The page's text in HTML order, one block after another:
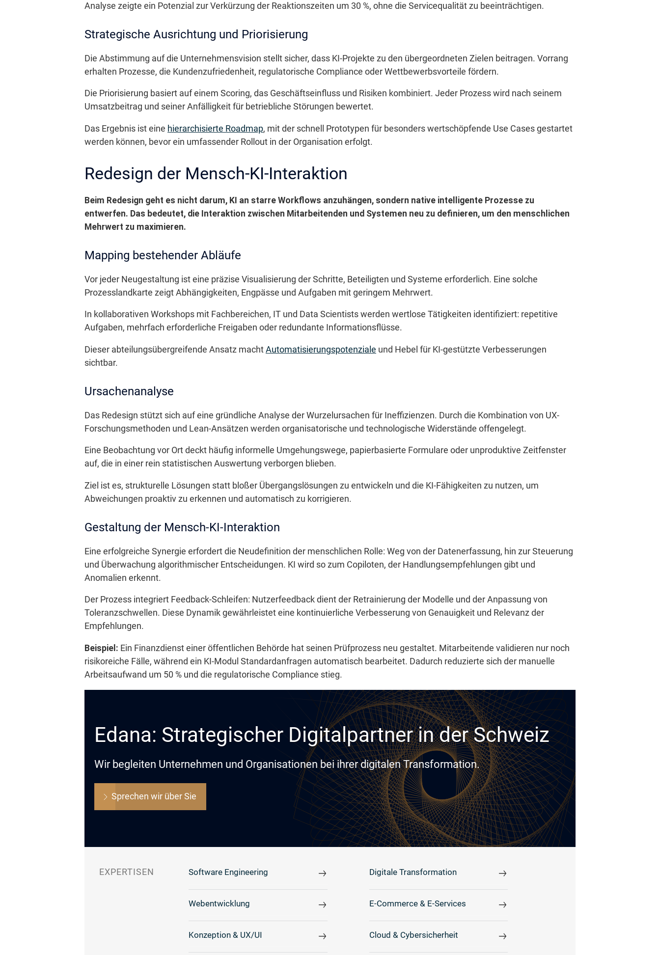
Analyse zeigte ein Potenzial zur Verkürzung der Reaktionszeiten um 30 %, ohne die Servicequalität zu beeinträchtigen.
Strategische Ausrichtung und Priorisierung
Die Abstimmung auf die Unternehmensvision stellt sicher, dass KI-Projekte zu den übergeordneten Zielen beitragen. Vorrang
erhalten Prozesse, die Kundenzufriedenheit, regulatorische Compliance oder Wettbewerbsvorteile fördern.
Die Priorisierung basiert auf einem Scoring, das Geschäftseinfluss und Risiken kombiniert. Jeder Prozess wird nach seinem
Umsatzbeitrag und seiner Anfälligkeit für betriebliche Störungen bewertet.
Das Ergebnis ist eine hierarchisierte Roadmap, mit der schnell Prototypen für besonders wertschöpfende Use Cases gestartet
werden können, bevor ein umfassender Rollout in der Organisation erfolgt.
Redesign der Mensch-KI-Interaktion
Beim Redesign geht es nicht darum, KI an starre Workflows anzuhängen, sondern native intelligente Prozesse zu
entwerfen. Das bedeutet, die Interaktion zwischen Mitarbeitenden und Systemen neu zu definieren, um den menschlichen
Mehrwert zu maximieren.
Mapping bestehender Abläufe
Vor jeder Neugestaltung ist eine präzise Visualisierung der Schritte, Beteiligten und Systeme erforderlich. Eine solche
Prozesslandkarte zeigt Abhängigkeiten, Engpässe und Aufgaben mit geringem Mehrwert.
In kollaborativen Workshops mit Fachbereichen, IT und Data Scientists werden wertlose Tätigkeiten identifiziert: repetitive
Aufgaben, mehrfach erforderliche Freigaben oder redundante Informationsflüsse.
Dieser abteilungsübergreifende Ansatz macht Automatisierungspotenziale und Hebel für KI-gestützte Verbesserungen
sichtbar.
Ursachenanalyse
Das Redesign stützt sich auf eine gründliche Analyse der Wurzelursachen für Ineffizienzen. Durch die Kombination von UX-
Forschungsmethoden und Lean-Ansätzen werden organisatorische und technologische Widerstände offengelegt.
Eine Beobachtung vor Ort deckt häufig informelle Umgehungswege, papierbasierte Formulare oder unproduktive Zeitfenster
auf, die in einer rein statistischen Auswertung verborgen blieben.
Ziel ist es, strukturelle Lösungen statt bloßer Übergangslösungen zu entwickeln und die KI-Fähigkeiten zu nutzen, um
Abweichungen proaktiv zu erkennen und automatisch zu korrigieren.
Gestaltung der Mensch-KI-Interaktion
Eine erfolgreiche Synergie erfordert die Neudefinition der menschlichen Rolle: Weg von der Datenerfassung, hin zur Steuerung
und Überwachung algorithmischer Entscheidungen. KI wird so zum Copiloten, der Handlungsempfehlungen gibt und
Anomalien erkennt.
Der Prozess integriert Feedback-Schleifen: Nutzerfeedback dient der Retrainierung der Modelle und der Anpassung von
Toleranzschwellen. Diese Dynamik gewährleistet eine kontinuierliche Verbesserung von Genauigkeit und Relevanz der
Empfehlungen.
Beispiel: Ein Finanzdienst einer öffentlichen Behörde hat seinen Prüfprozess neu gestaltet. Mitarbeitende validieren nur noch
risikoreiche Fälle, während ein KI-Modul Standardanfragen automatisch bearbeitet. Dadurch reduzierte sich der manuelle
Arbeitsaufwand um 50 % und die regulatorische Compliance stieg.
Edana: Strategischer Digitalpartner in der Schweiz
Wir begleiten Unternehmen und Organisationen bei ihrer digitalen Transformation.
Sprechen wir über Sie
EXPERTISEN Software Engineering Digitale Transformation
Webentwicklung E-Commerce & E-Services
Konzeption & UX/UI Cloud & Cybersicherheit